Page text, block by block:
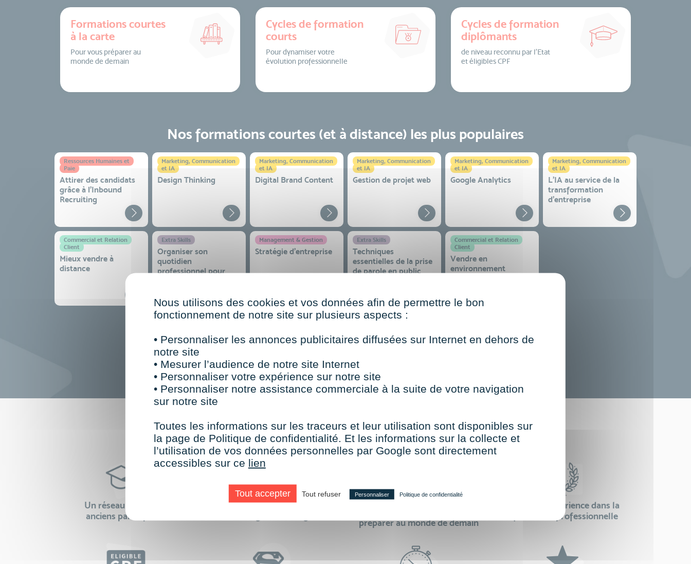
Formations courtes
à la carte
Pour vous préparer au
monde de demain
Cycles de formation
courts
Pour dynamiser votre
évolution professionnelle
Cycles de formation
diplômants
de niveau reconnu par l’Etat
et éligibles CPF
Nos formations courtes (et à distance) les plus populaires
Ressources Humaines et
Paie
Attirer des candidats
grâce à l’Inbound
Recruiting
Marketing, Communication
et IA
Design Thinking
Marketing, Communication
et IA
Digital Brand Content
Marketing, Communication
et IA
Gestion de projet web
Marketing, Communication
et IA
Google Analytics
Marketing, Communication
et IA
L'IA au service de la
transformation
d'entreprise
Commercial et Relation
Client
Mieux vendre à
distance
Extra Skills
Organiser son
quotidien
professionnel pour
Management & Gestion
Stratégie d’entreprise
Extra Skills
Techniques
essentielles de la prise
de parole en public
Commercial et Relation
Client
Vendre en
environnement
TOUTES NOS FORMATIONS COURTES
Faire le choix de VISIPLUS academy c’est
Un réseau de 22 000
anciens participants
100% des formations réalisables
préparer au monde de demain
24 ans d'expérience dans la
formation professionnelle
Nous utilisons des cookies et vos données afin de permettre le bon
fonctionnement de notre site sur plusieurs aspects :
• Personnaliser les annonces publicitaires diffusées sur Internet en dehors de
notre site
• Mesurer l’audience de notre site Internet
• Personnaliser votre expérience sur notre site
• Personnaliser notre assistance commerciale à la suite de votre navigation
sur notre site
Toutes les informations sur les traceurs et leur utilisation sont disponibles sur
la page de Politique de confidentialité. Et les informations sur la collecte et
l’utilisation de vos données personnelles par Google sont directement
accessibles sur ce lien
Tout accepter Tout refuser Personnaliser Politique de confidentialité